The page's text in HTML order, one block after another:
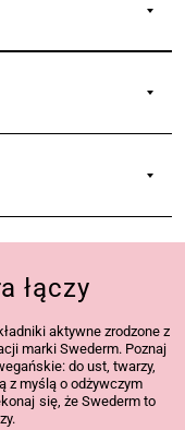
łączy
aktywne zrodzone z
marki Swederm. Poznaj
do ust, twarzy,
z myślą o odżywczym
się, że Swederm to